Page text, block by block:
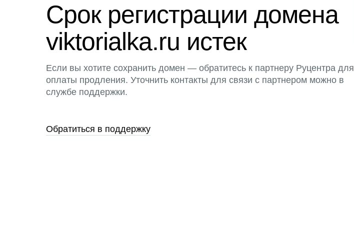
Срок регистрации домена
viktorialka.ru истек
Если вы хотите сохранить домен — обратитесь к партнеру Руцентра для
оплаты продления. Уточнить контакты для связи с партнером можно в
службе поддержки.
Обратиться в поддержку